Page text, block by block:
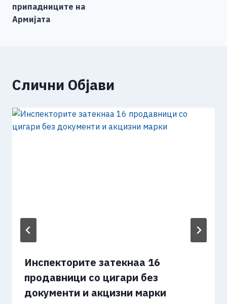
припадниците на
Армијата
Слични Објави
Инспекторите затекнаа 16
продавници со цигари без
документи и акцизни марки